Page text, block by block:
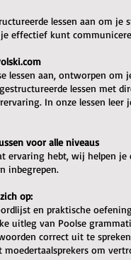
lessen aan om je
effectief kunt
lessen aan, ontworpen
lessen met
In onze lessen leer
voor alle niveaus
ervaring hebt, wij helpen je
inbegrepen.
op:
en praktische
uitleg van Poolse
correct uit te
moedertaalsprekers om